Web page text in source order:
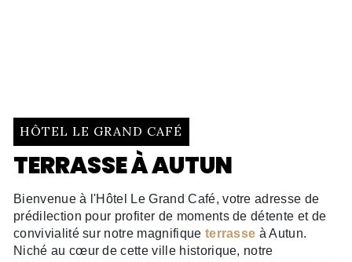
HÔTEL LE GRAND CAFÉ
TERRASSE À AUTUN
Bienvenue à l'Hôtel Le Grand Café, votre adresse de
prédilection pour profiter de moments de détente et de
convivialité sur notre magnifique terrasse à Autun.
Niché au cœur de cette ville historique, notre